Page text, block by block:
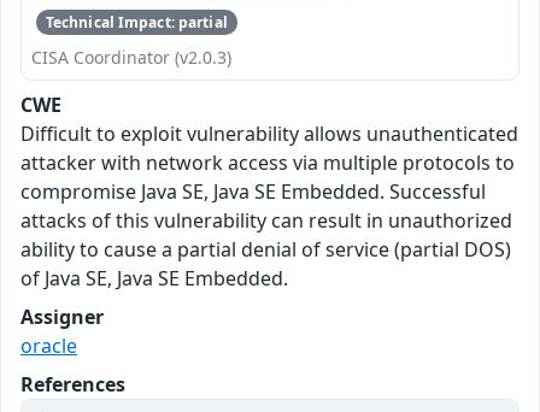
Technical Impact: partial
CISA Coordinator (v2.0.3)
CWE
Difficult to exploit vulnerability allows unauthenticated
attacker with network access via multiple protocols to
compromise Java SE, Java SE Embedded. Successful
attacks of this vulnerability can result in unauthorized
ability to cause a partial denial of service (partial DOS)
of Java SE, Java SE Embedded.
Assigner
oracle
References